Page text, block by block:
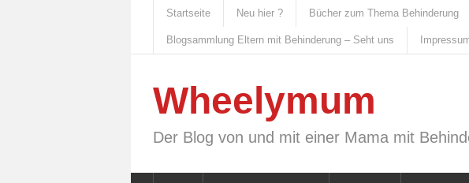
Startseite Neu hier ? Bücher zum Thema Behinderung
Blogsammlung Eltern mit Behinderung – Seht uns
Wheelymum
Der Blog von und mit einer Mama mit